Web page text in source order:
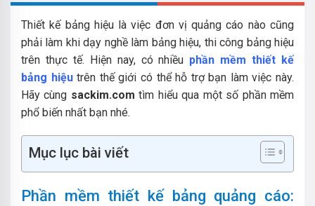
Thiết kế bảng hiệu là việc đơn vị quảng cáo nào cũng
phải làm khi dạy nghề làm bảng hiệu, thi công bảng hiệu
trên thực tế. Hiện nay, có nhiều phần mềm thiết kế
bảng hiệutrên thế giới có thể hỗ trợ bạn làm việc này.
Hãy cùng sackim.com tìm hiểu qua một số phần mềm
phổ biến nhất bạn nhé.
Mục lục bài viết
Phần mềm thiết kế bảng quảng cáo: